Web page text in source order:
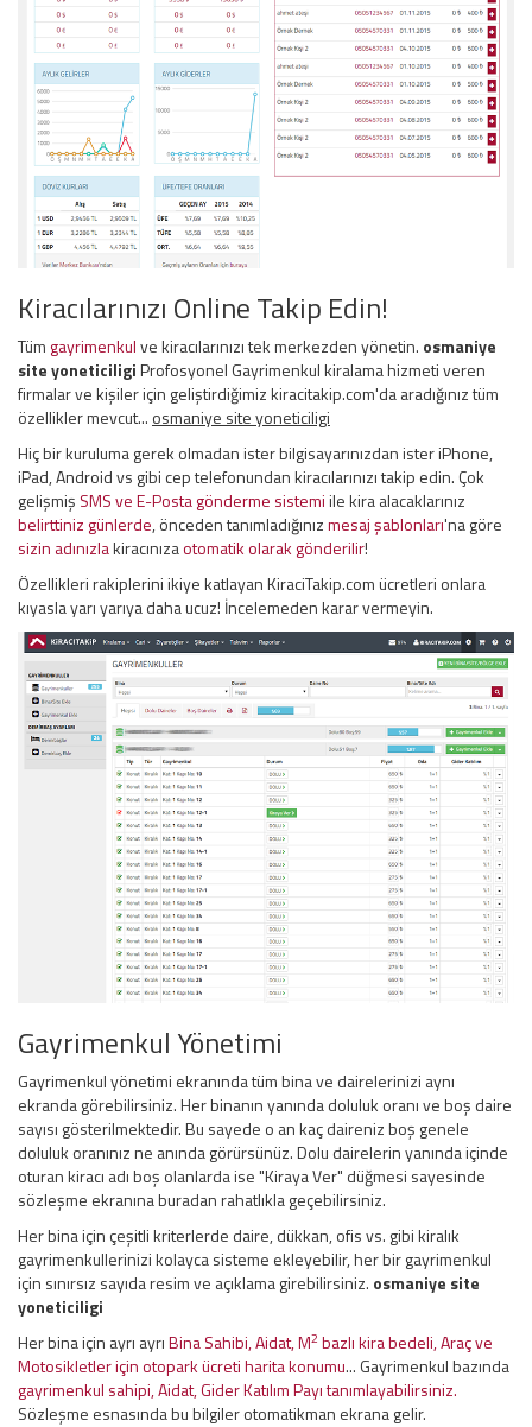
Kiracılarınızı Online Takip Edin!
Tüm gayrimenkulve kiracılarınızı tek merkezden yönetin. osmaniye
site yoneticiligiProfosyonel Gayrimenkul kiralama hizmeti veren
firmalar ve kişiler için geliştirdiğimiz kiracitakip.com'da aradığınız tüm
özellikler mevcut... osmaniye site yoneticiligi
Hiç bir kuruluma gerek olmadan ister bilgisayarınızdan ister iPhone,
iPad, Android vs gibi cep telefonundan kiracılarınızı takip edin. Çok
gelişmiş SMS ve E-Posta gönderme sistemiile kira alacaklarınız
belirttiniz günlerde, önceden tanımladığınızmesaj şablonları'na göre
sizin adınızlakiracınızaotomatik olarak gönderilir!
Özellikleri rakiplerini ikiye katlayan KiraciTakip.com ücretleri onlara
kıyasla yarı yarıya daha ucuz! İncelemeden karar vermeyin.
Gayrimenkul Yönetimi
Gayrimenkul yönetimi ekranında tüm bina ve dairelerinizi aynı
ekranda görebilirsiniz. Her binanın yanında doluluk oranı ve boş daire
sayısı gösterilmektedir. Bu sayede o an kaç daireniz boş genele
doluluk oranınız ne anında görürsünüz. Dolu dairelerin yanında içinde
oturan kiracı adı boş olanlarda ise "Kiraya Ver" düğmesi sayesinde
sözleşme ekranına buradan rahatlıkla geçebilirsiniz.
Her bina için çeşitli kriterlerde daire, dükkan, ofis vs. gibi kiralık
gayrimenkullerinizi kolayca sisteme ekleyebilir, her bir gayrimenkul
için sınırsız sayıda resim ve açıklama girebilirsiniz. osmaniye site
yoneticiligi
Her bina için ayrı ayrıBina Sahibi, Aidat, M2 bazlı kira bedeli, Araç ve
Motosikletler için otopark ücreti harita konumu... Gayrimenkul bazında
gayrimenkul sahipi, Aidat, Gider Katılım Payı tanımlayabilirsiniz.
Sözleşme esnasında bu bilgiler otomatikman ekrana gelir.